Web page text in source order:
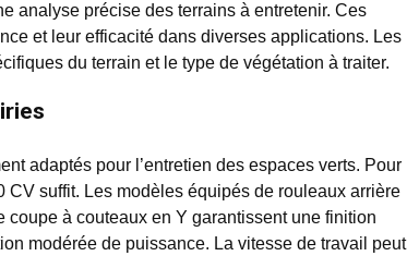
analyse précise des terrains à entretenir. Ces
et leur efficacité dans diverses applications. Les
du terrain et le type de végétation à traiter.
adaptés pour l’entretien des espaces verts. Pour
suffit. Les modèles équipés de rouleaux arrière
coupe à couteaux en Y garantissent une finition
modérée de puissance. La vitesse de travail peut